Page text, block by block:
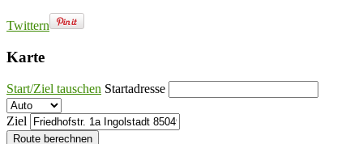
Twittern
Karte
Start/Ziel tauschen Startadresse
Ziel
Route berechnen